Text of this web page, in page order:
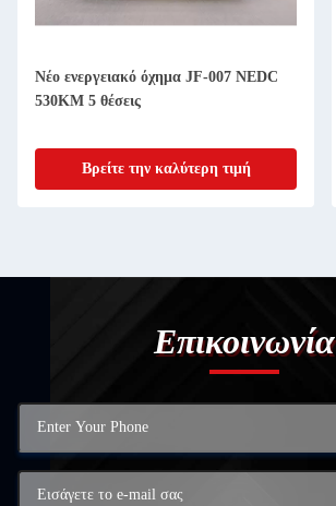
Νέο ενεργειακό όχημα JF-007 NEDC
530KM 5 θέσεις
Βρείτε την καλύτερη τιμή
Επικοινωνία